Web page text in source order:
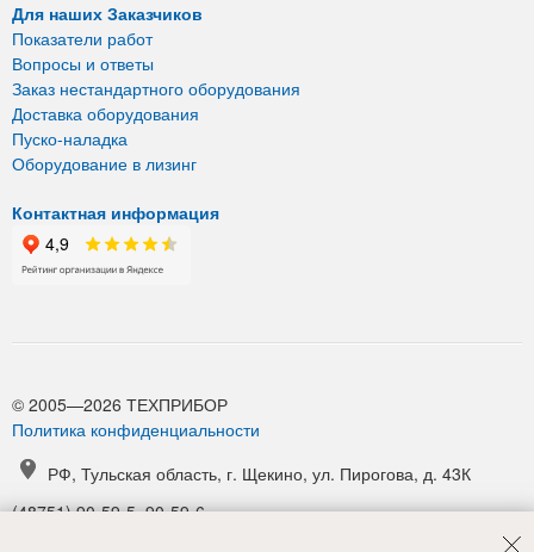
Для наших Заказчиков
Показатели работ
Вопросы и ответы
Заказ нестандартного оборудования
Доставка оборудования
Пуско-наладка
Оборудование в лизинг
Контактная информация
© 2005—2026 ТЕХПРИБОР
Политика конфиденциальности
РФ, Тульская область, г. Щекино, ул. Пирогова, д. 43К
(48751) 90-59-5, 90-59-6